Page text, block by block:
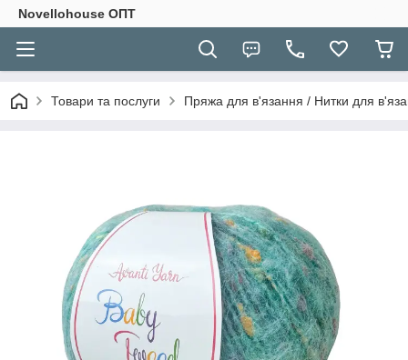
Novellohouse ОПТ
Товари та послуги Пряжа для в'язання / Нитки для